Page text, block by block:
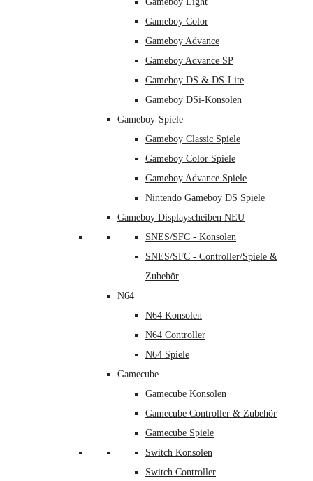
Gameboy Color
Gameboy Advance
Gameboy Advance SP
Gameboy DS & DS-Lite
Gameboy DSi-Konsolen
Gameboy-Spiele
Gameboy Classic Spiele
Gameboy Color Spiele
Gameboy Advance Spiele
Nintendo Gameboy DS Spiele
Gameboy Displayscheiben NEU
SNES/SFC - Konsolen
SNES/SFC - Controller/Spiele &
Zubehör
N64
N64 Konsolen
N64 Controller
N64 Spiele
Gamecube
Gamecube Konsolen
Gamecube Controller & Zubehör
Gamecube Spiele
Switch Konsolen
Switch Controller